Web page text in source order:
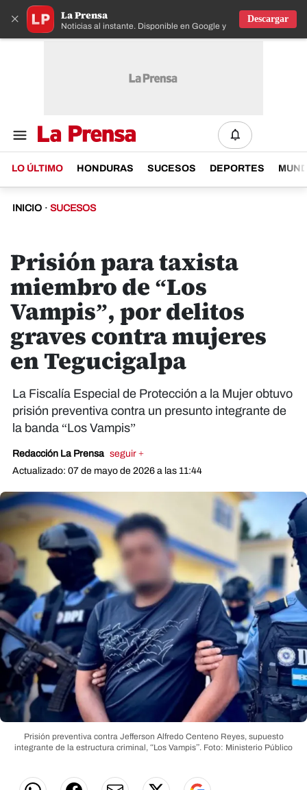
× La Prensa
Noticias al instante. Disponible en Google y IOS
Descargar
LO ÚLTIMO HONDURAS SUCESOS DEPORTES
INICIO · SUCESOS
Prisión para taxista
miembro de “Los
Vampis”, por delitos
graves contra mujeres
en Tegucigalpa
La Fiscalía Especial de Protección a la Mujer obtuvo
prisión preventiva contra un presunto integrante de
la banda “Los Vampis”
Redacción La Prensa seguir +
Actualizado: 07 de mayo de 2026 a las 11:44
Prisión preventiva contra Jefferson Alfredo Centeno Reyes, supuesto
integrante de la estructura criminal, “Los Vampis”. Foto: Ministerio Público